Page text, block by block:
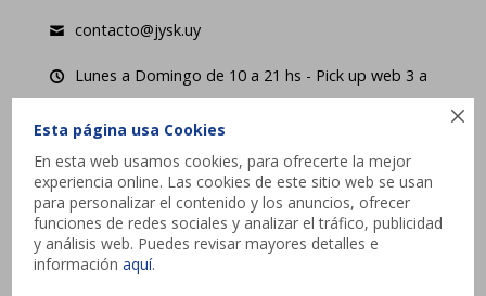

Esta página usa Cookies
En esta web usamos cookies, para ofrecerte la mejor
experiencia online. Las cookies de este sitio web se usan
para personalizar el contenido y los anuncios, ofrecer
funciones de redes sociales y analizar el tráfico, publicidad
y análisis web. Puedes revisar mayores detalles e
informaciónaquí.
contacto@jysk.uy
Lunes a Domingo de 10 a 21 hs - Pick up web 3 a
4 días hábiles.
   